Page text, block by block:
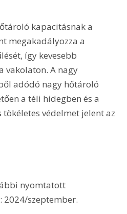
kapacitásnak a
megakadályozza a
így kevesebb
vakolaton. A nagy
adódó nagy hőtároló
a téli hidegben és a
védelmet jelent az
nyomtatott
2024/szeptember.